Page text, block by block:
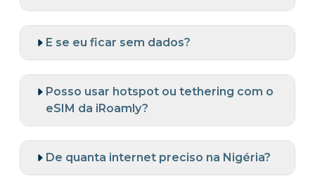
E se eu ficar sem dados?
Posso usar hotspot ou tethering com o
eSIM da iRoamly?
De quanta internet preciso na Nigéria?